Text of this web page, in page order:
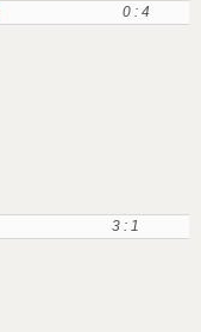
0 : 4
3 : 1